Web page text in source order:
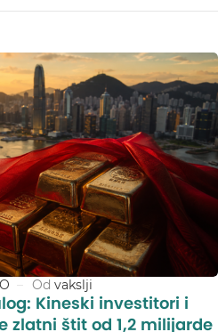
Od vakslji
Kineski investitori i
zlatni štit od 1,2 milijarde